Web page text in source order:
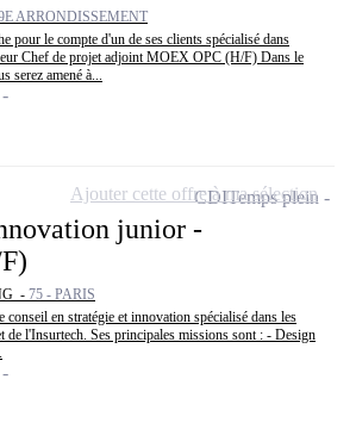
ARRONDISSEMENT
pour le compte d'un de ses clients spécialisé dans
Chef de projet adjoint MOEX OPC (H/F) Dans le
serez amené à...
junior -
- 75 - PARIS
conseil en stratégie et innovation spécialisé dans les
de l'Insurtech. Ses principales missions sont : - Design
CDITemps plein
Ajouter cette offre à ma sélection